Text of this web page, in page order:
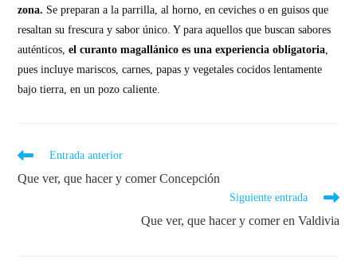
zona. Se preparan a la parrilla, al horno, en ceviches o en guisos que
resaltan su frescura y sabor único. Y para aquellos que buscan sabores
auténticos,el curanto magallánico es una experiencia obligatoria
pues incluye mariscos, carnes, papas y vegetales cocidos lentamente
bajo tierra, en un pozo caliente.
Entrada anterior
Que ver, que hacer y comer Concepción
Siguiente entrada
Que ver, que hacer y comer en Valdivia